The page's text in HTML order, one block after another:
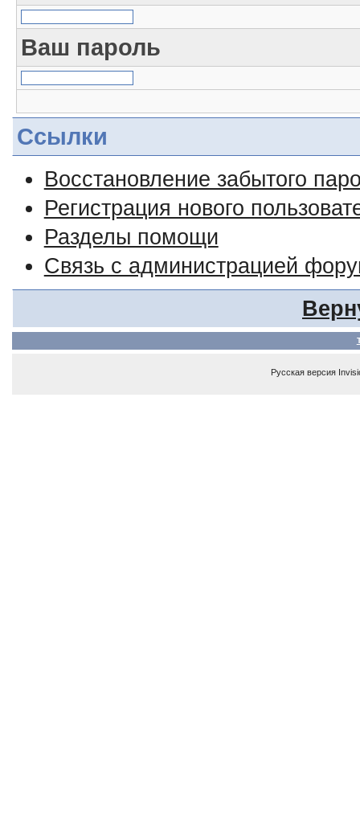
Ваш пароль
Ссылки
Восстановление забытого
Регистрация нового
Разделы помощи
Связь с администрацией
Русская версия